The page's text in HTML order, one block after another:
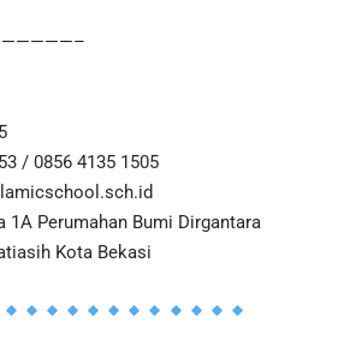
/ 0856 4135 1505
1A Perumahan Bumi Dirgantara
Kota Bekasi